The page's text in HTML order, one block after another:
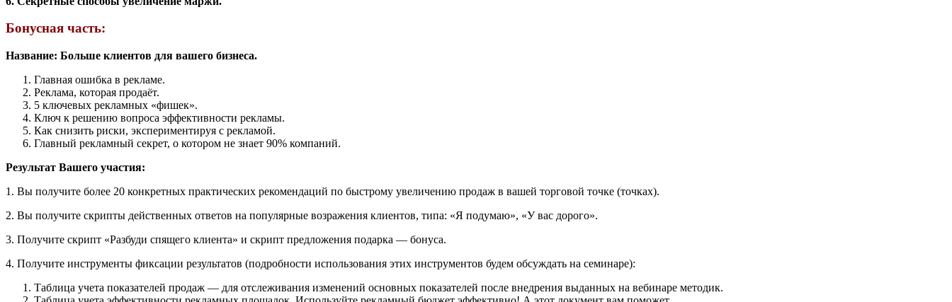
Бонусная часть:
Название: Больше клиентов для вашего бизнеса.
Главная ошибка в рекламе.
Реклама, которая продаёт.
5 ключевых рекламных «фишек».
Ключ к решению вопроса эффективности рекламы.
Как снизить риски, экспериментируя с рекламой.
Главный рекламный секрет, о котором не знает 90% компаний.
Результат Вашего участия:
1. Вы получите более 20 конкретных практических рекомендаций по быстрому увеличению продаж в вашей торговой точке (точках).
2. Вы получите скрипты действенных ответов на популярные возражения клиентов, типа: «Я подумаю», «У вас дорого».
3. Получите скрипт «Разбуди спящего клиента» и скрипт предложения подарка — бонуса.
4. Получите инструменты фиксации результатов (подробности использования этих инструментов будем обсуждать на семинаре):
Таблица учета показателей продаж — для отслеживания изменений основных показателей после внедрения выданных на вебинаре методик.